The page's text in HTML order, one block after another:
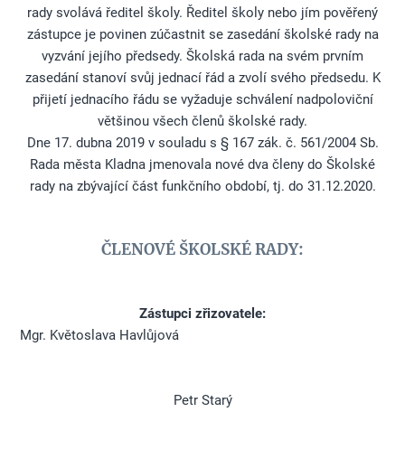
rady svolává ředitel školy. Ředitel školy nebo jím pověřený
zástupce je povinen zúčastnit se zasedání školské rady na
vyzvání jejího předsedy. Školská rada na svém prvním
zasedání stanoví svůj jednací řád a zvolí svého předsedu. K
přijetí jednacího řádu se vyžaduje schválení nadpoloviční
většinou všech členů školské rady.
Dne 17. dubna 2019 v souladu s § 167 zák. č. 561/2004 Sb.
Rada města Kladna jmenovala nové dva členy do Školské
rady na zbývající část funkčního období, tj. do 31.12.2020.
ČLENOVÉ ŠKOLSKÉ RADY:
Zástupci zřizovatele:
Mgr. Květoslava Havlůjová
Petr Starý